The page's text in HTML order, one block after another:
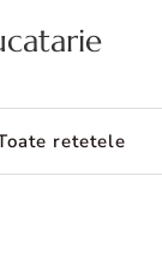
retetele